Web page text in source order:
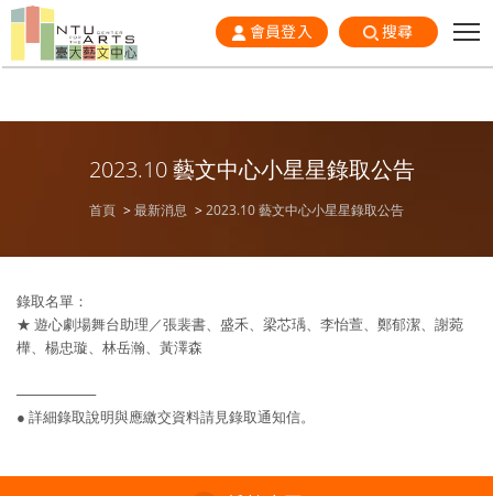
會員登入 搜尋
2023.10 藝文中心小星星錄取公告
首頁 最新消息 2023.10 藝文中心小星星錄取公告
錄取名單：
★ 遊心劇場舞台助理／張裴書、盛禾、梁芯瑀、李怡萱、鄭郁潔、謝菀
樺、楊忠璇、林岳瀚、黃澤森
────────
● 詳細錄取說明與應繳交資料請見錄取通知信。